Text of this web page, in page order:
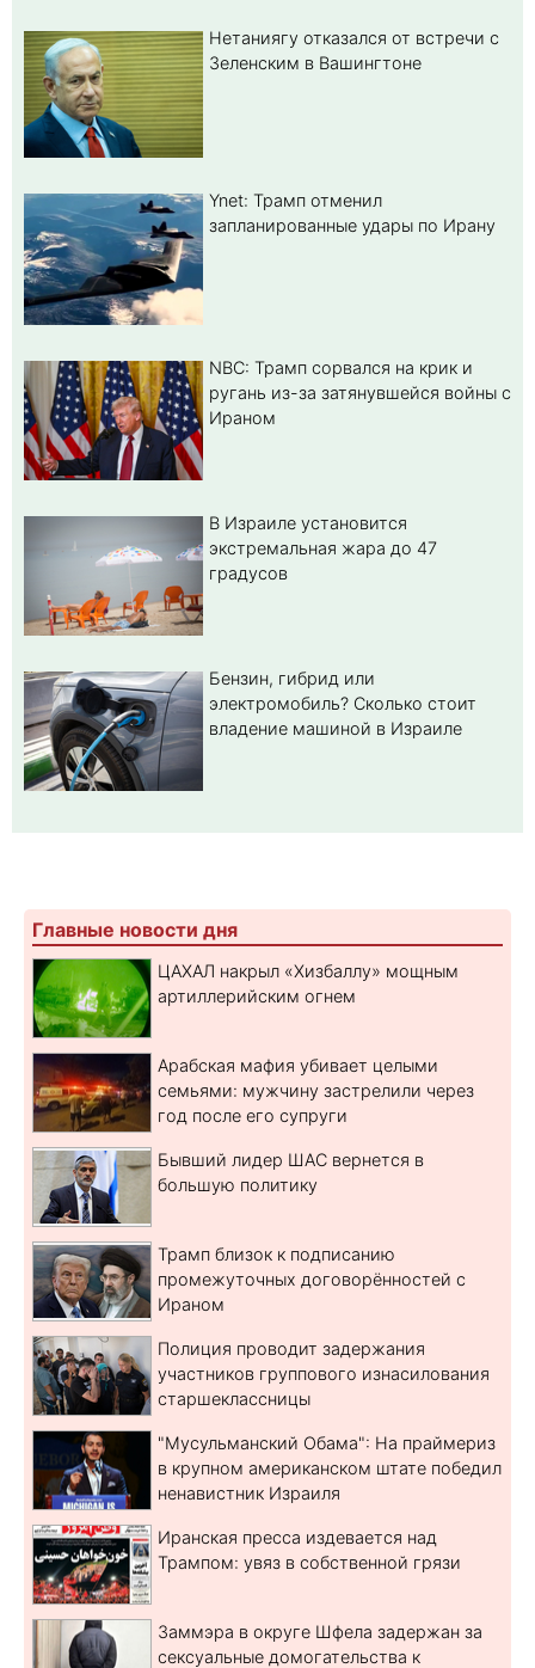
Нетаниягу отказался от встречи с
Зеленским в Вашингтоне
Ynet: Трамп отменил
запланированные удары по Ирану
NBC: Трамп сорвался на крик и
ругань из-за затянувшейся войны с
Ираном
В Израиле установится
экстремальная жара до 47
градусов
Бензин, гибрид или
электромобиль? Cколько стоит
владение машиной в Израиле
Главные новости дня
ЦАХАЛ накрыл «Хизбаллу» мощным
артиллерийским огнем
Арабская мафия убивает целыми
семьями: мужчину застрелили через
год после его супруги
Бывший лидер ШАС вернется в
большую политику
Трамп близок к подписанию
промежуточных договорённостей с
Ираном
Полиция проводит задержания
участников группового изнасилования
старшеклассницы
"Мусульманский Обама": На праймериз
в крупном американском штате победил
ненавистник Израиля
Иранская пресса издевается над
Трампом: увяз в собственной грязи
Заммэра в округе Шфела задержан за
сексуальные домогательства к